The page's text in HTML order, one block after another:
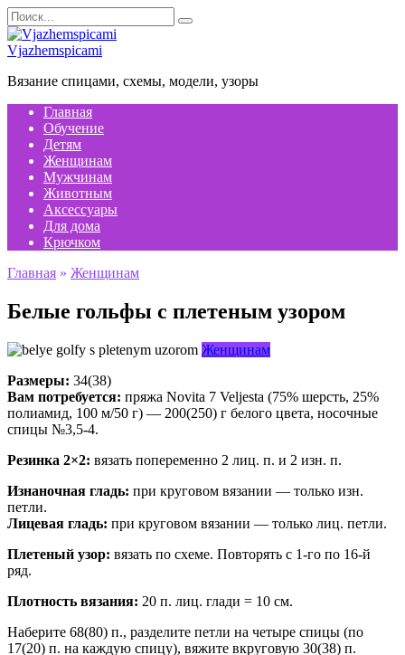
Перейти
к
содержанию
Search
for:
Vjazhemspicami
Вязание спицами, схемы, модели, узоры
Главная
Обучение
Детям
Женщинам
Мужчинам
Животным
Аксессуары
Для дома
Крючком
Главная » Женщинам
Белые гольфы с плетеным узором
Женщинам
Размеры: 34(38)
Вам потребуется: пряжа Novita 7 Veljesta (75% шерсть, 25%
полиамид, 100 м/50 г) — 200(250) г белого цвета, носочные
спицы №3,5-4.
Резинка 2×2: вязать попеременно 2 лиц. п. и 2 изн. п.
Изнаночная гладь: при круговом вязании — только изн.
петли.
Лицевая гладь: при круговом вязании — только лиц. петли.
Плетеный узор: вязать по схеме. Повторять с 1-го по 16-й
ряд.
Плотность вязания: 20 п. лиц. глади = 10 см.
Наберите 68(80) п., разделите петли на четыре спицы (по
17(20) п. на каждую спицу), вяжите вкруговую 30(38) п.